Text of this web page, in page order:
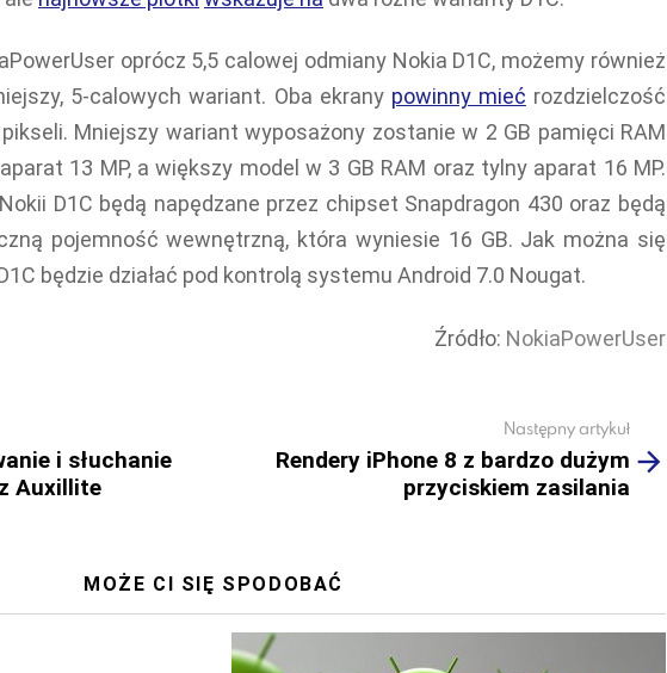
oprócz 5,5 calowej odmiany Nokia D1C, możemy również
5-calowych wariant. Oba ekrany powinny mieć rozdzielczość
Mniejszy wariant wyposażony zostanie w 2 GB pamięci RAM
13 MP, a większy model w 3 GB RAM oraz tylny aparat 16 MP.
D1C będą napędzane przez chipset Snapdragon 430 oraz będą
pojemność wewnętrzną, która wyniesie 16 GB. Jak można się
będzie działać pod kontrolą systemu Android 7.0 Nougat.
Źródło: NokiaPowerUser
i słuchanie
Auxillite
Następny artykuł
Rendery iPhone 8 z bardzo dużym
przyciskiem zasilania
MOŻE CI SIĘ SPODOBAĆ